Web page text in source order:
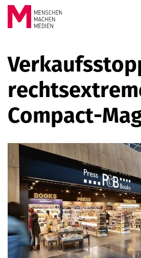
Springe zum Inhalt
MACHEN
MEDIEN
Compact-